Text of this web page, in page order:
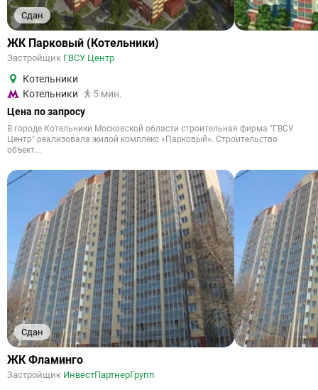
Сдан
ЖК Парковый (Котельники)
Застройщик ГВСУ Центр
Котельники
Котельники
5 мин.
Цена по запросу
В городе Котельники Московской области строительная фирма "ГВСУ
Центр" реализовала жилой комплекс «Парковый». Строительство
объект...
Сдан
ЖК Фламинго
Застройщик ИнвестПартнерГрупп